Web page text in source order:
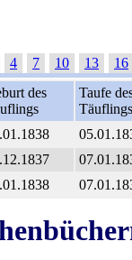
4 7 10 13
16
des
Taufe
Täuflings